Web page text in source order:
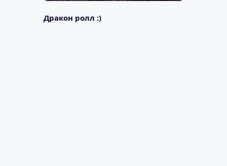
Дракон ролл :)